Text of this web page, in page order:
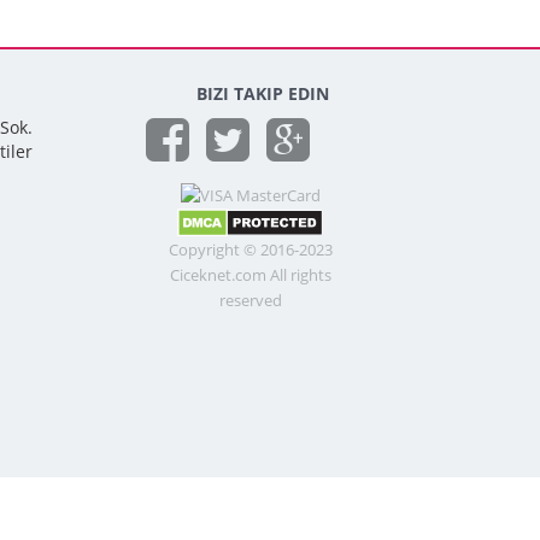
BIZI TAKIP EDIN
Copyright © 2016-2023
Ciceknet.com All rights
reserved